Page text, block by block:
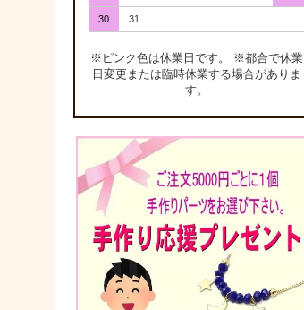
30 31
※ピンク色は休業日です。 ※都合で休業
日変更または臨時休業する場合がありま
す。